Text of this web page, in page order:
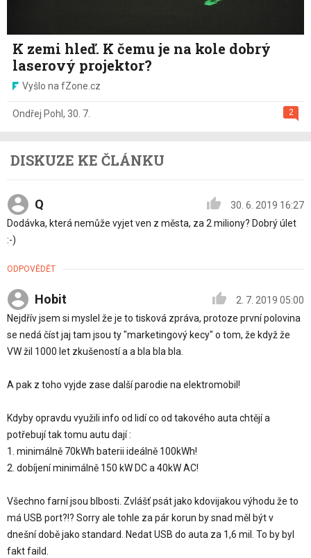
K zemi hleď. K čemu je na kole dobrý
laserový projektor?
Vyšlo na fZone.cz
2
Ondřej Pohl, 30. 7.
DISKUZE KE ČLÁNKU
Q
30. 6. 2019 16:27
Dodávka, která nemůže vyjet ven z města, za 2 miliony? Dobrý úlet
:-)
ODPOVĚDĚT
Hobit
2. 7. 2019 05:00
Nejdřív jsem si myslel že je to tisková zpráva, protoze první polovina
se nedá číst jaj tam jsou ty "marketingový kecy" o tom, že když že
VW žil 1000 let zkušeností a a bla bla bla.
A pak z toho vyjde zase další parodie na elektromobil!
Kdyby opravdu využili info od lidí co od takového auta chtějí a
potřebují tak tomu autu dají :
1. minimálně 70kWh baterii ideálně 100kWh!
2. dobíjení minimálně 150 kW DC a 40kW AC!
Všechno farní jsou blbosti. Zvlášť psát jako kdovijakou výhodu že to
má USB port?!? Sorry ale tohle za pár korun by snad měl být v
dnešní době jako standard. Nedat USB do auta za 1,6 mil. To by byl
fakt faild.